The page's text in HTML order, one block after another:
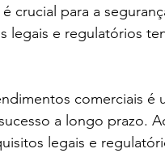
crucial para a
legais e regulatórios
comerciais é
a longo prazo.
legais e